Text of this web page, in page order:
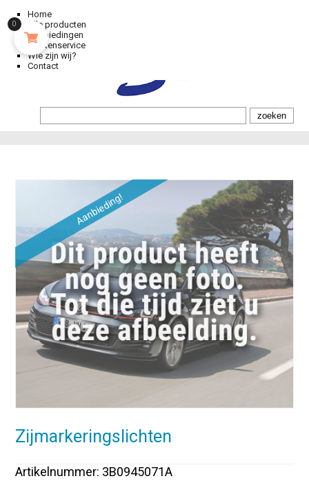
Home
Alle producten
Aanbiedingen
Klantenservice
Wie zijn wij?
Contact
Aanbieding!
Zijmarkeringslichten
Artikelnummer: 3B0945071A
0